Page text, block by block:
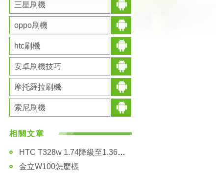
三星刷機
oppo刷機
htc刷機
安卓刷機技巧
摩托羅拉刷機
索尼刷機
相關文章
HTC T328w 1.74降級至1.36詳細方法
金立W100怎麼樣